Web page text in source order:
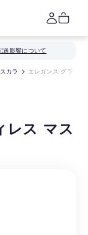
送影響について
カラ エレガンス グラヴィ
レス マス